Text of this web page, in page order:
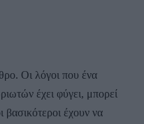
Οι λόγοι που ένα
έχει φύγει, μπορεί
βασικότεροι έχουν να